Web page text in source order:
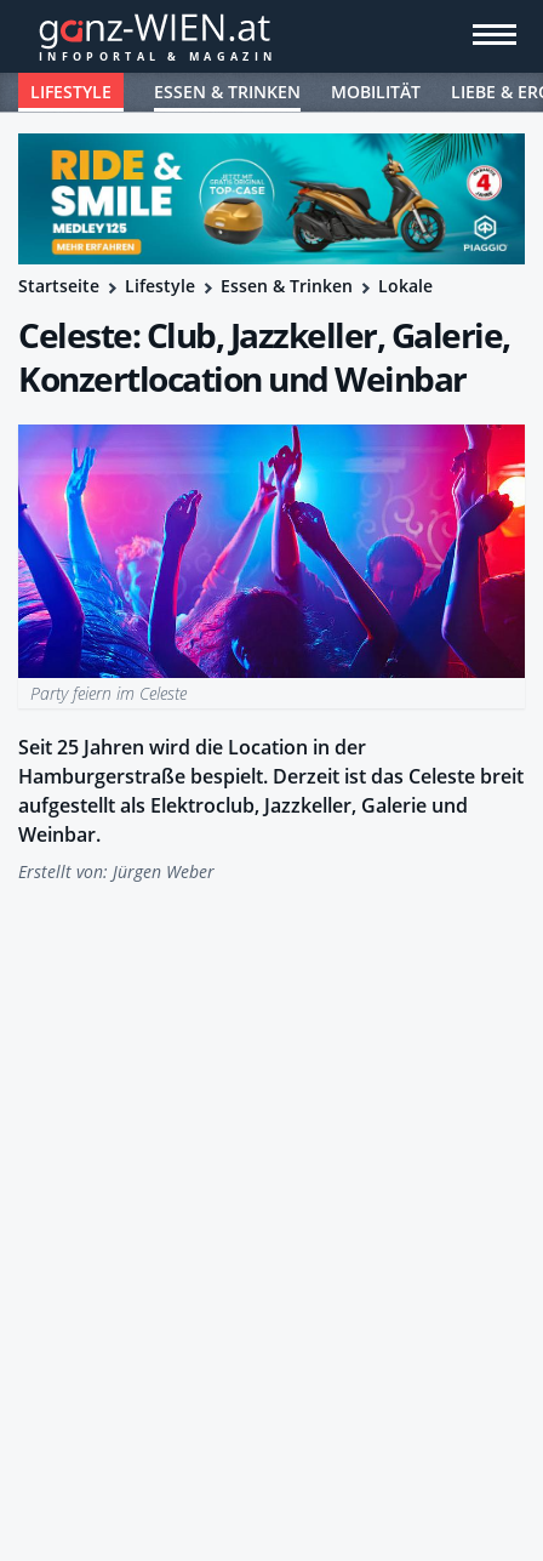
LIFESTYLE ESSEN & TRINKEN MOBILITÄT LIEBE &
Startseite Lifestyle Essen & Trinken Lokale
Celeste: Club, Jazzkeller, Galerie,
Konzertlocation und Weinbar
Party feiern im Celeste
Seit 25 Jahren wird die Location in der
Hamburgerstraße bespielt. Derzeit ist das Celeste breit
aufgestellt als Elektroclub, Jazzkeller, Galerie und
Weinbar.
Erstellt von: Jürgen Weber